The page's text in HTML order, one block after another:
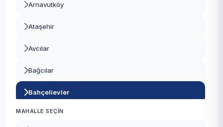
Arnavutköy
Ataşehir
Avcılar
Bağcılar
Bahçelievler
Bakırköy
MAHALLE SEÇIN